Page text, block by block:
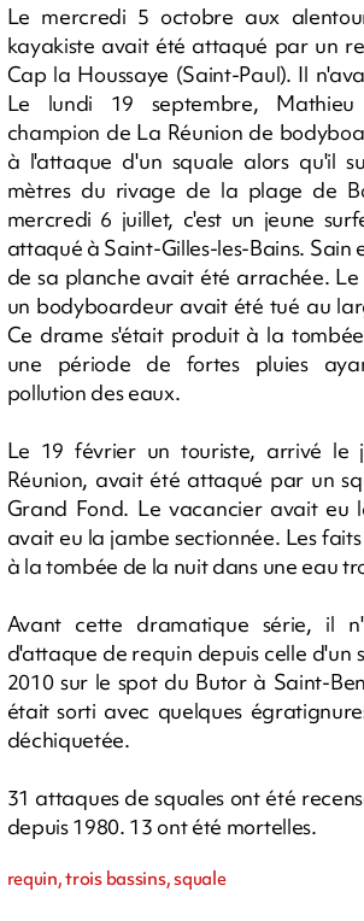
Le mercredi 5 octobre aux
kayakiste avait été attaqué par un
Cap la Houssaye (Saint-Paul). Il
Le lundi 19 septembre, Mathieu
champion de La Réunion de
à l'attaque d'un squale alors qu'il
mètres du rivage de la plage de
mercredi 6 juillet, c'est un jeune
attaqué à Saint-Gilles-les-Bains. Sain
de sa planche avait été arrachée.
un bodyboardeur avait été tué au
Ce drame s'était produit à la
une période de fortes pluies
pollution des eaux.
Le 19 février un touriste, arrivé le
Réunion, avait été attaqué par un
Grand Fond. Le vacancier avait eu
avait eu la jambe sectionnée. Les
à la tombée de la nuit dans une
Avant cette dramatique série, il
d'attaque de requin depuis celle d'un
2010 sur le spot du Butor à Saint-
était sorti avec quelques
déchiquetée.
31 attaques de squales ont été
depuis 1980. 13 ont été mortelles.
requin, trois bassins, squale